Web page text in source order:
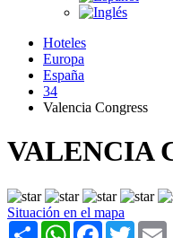
Hoteles
Europa
España
34
Valencia Congress
VALENCIA
Situación en el mapa
Share WhatsAppFacebook
Twitter